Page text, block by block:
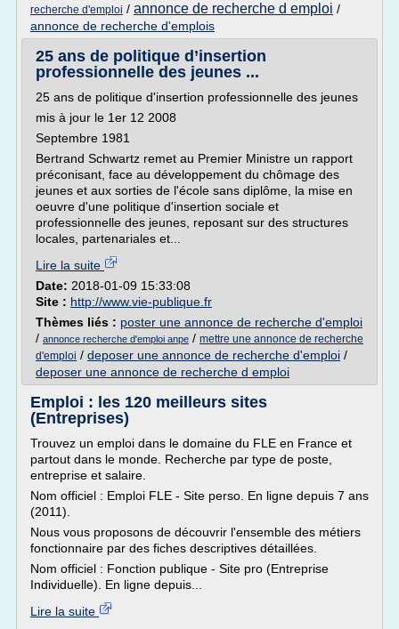
recherche d'emploi / annonce de recherche d emploi /
annonce de recherche d'emplois
25 ans de politique d’insertion
professionnelle des jeunes ...
25 ans de politique d'insertion professionnelle des jeunes
mis à jour le 1er 12 2008
Septembre 1981
Bertrand Schwartz remet au Premier Ministre un rapport
préconisant, face au développement du chômage des
jeunes et aux sorties de l'école sans diplôme, la mise en
oeuvre d'une politique d'insertion sociale et
professionnelle des jeunes, reposant sur des structures
locales, partenariales et...
Lire la suite
Date: 2018-01-09 15:33:08
Site : http://www.vie-publique.fr
Thèmes liés : poster une annonce de recherche d'emploi
/ annonce recherche d'emploi anpe / mettre une annonce de recherche
d'emploi / deposer une annonce de recherche d'emploi /
deposer une annonce de recherche d emploi
Emploi : les 120 meilleurs sites
(Entreprises)
Trouvez un emploi dans le domaine du FLE en France et
partout dans le monde. Recherche par type de poste,
entreprise et salaire.
Nom officiel : Emploi FLE - Site perso. En ligne depuis 7 ans
(2011).
Nous vous proposons de découvrir l'ensemble des métiers
fonctionnaire par des fiches descriptives détaillées.
Nom officiel : Fonction publique - Site pro (Entreprise
Individuelle). En ligne depuis...
Lire la suite